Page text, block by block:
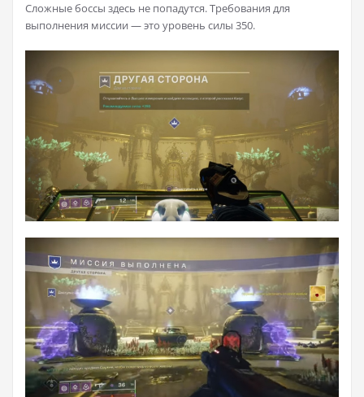
Сложные боссы здесь не попадутся. Требования для
выполнения миссии — это уровень силы 350.